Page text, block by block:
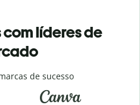
líderes de
de sucesso